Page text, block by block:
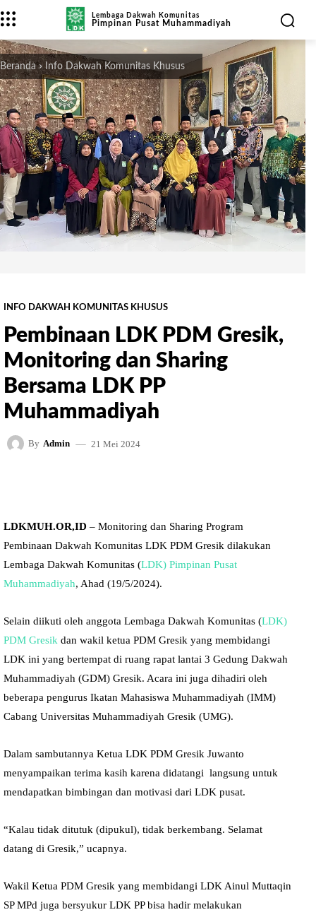
Lembaga Dakwah Komunitas
Pimpinan Pusat Muhammadiyah
Beranda Info Dakwah Komunitas Khusus
INFO DAKWAH KOMUNITAS KHUSUS
Pembinaan LDK PDM Gresik,
Monitoring dan Sharing
Bersama LDK PP
Muhammadiyah
By Admin 21 Mei 2024
LDKMUH.OR,ID – Monitoring dan Sharing Program
Pembinaan Dakwah Komunitas LDK PDM Gresik dilakukan
Lembaga Dakwah Komunitas (LDK) Pimpinan Pusat
Muhammadiyah, Ahad (19/5/2024).
Selain diikuti oleh anggota Lembaga Dakwah Komunitas (LDK)
PDM Gresik dan wakil ketua PDM Gresik yang membidangi
LDK ini yang bertempat di ruang rapat lantai 3 Gedung Dakwah
Muhammadiyah (GDM) Gresik. Acara ini juga dihadiri oleh
beberapa pengurus Ikatan Mahasiswa Muhammadiyah (IMM)
Cabang Universitas Muhammadiyah Gresik (UMG).
Dalam sambutannya Ketua LDK PDM Gresik Juwanto
menyampaikan terima kasih karena didatangi langsung untuk
mendapatkan bimbingan dan motivasi dari LDK pusat.
“Kalau tidak ditutuk (dipukul), tidak berkembang. Selamat
datang di Gresik,” ucapnya.
Wakil Ketua PDM Gresik yang membidangi LDK Ainul Muttaqin
SP MPd juga bersyukur LDK PP bisa hadir melakukan